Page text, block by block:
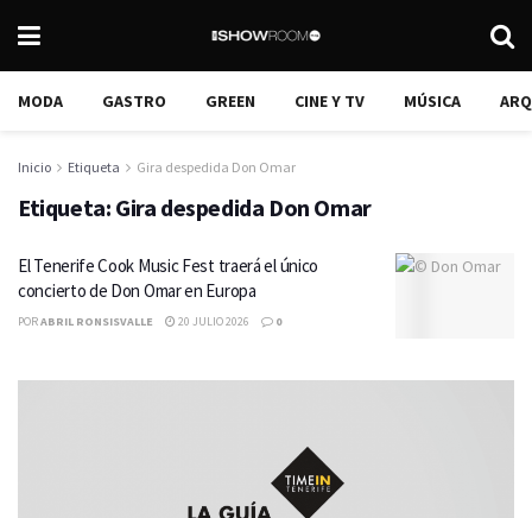
MODA GASTRO GREEN CINE Y TV MÚSICA
Inicio Etiqueta Gira despedida Don Omar
Etiqueta: Gira despedida Don Omar
El Tenerife Cook Music Fest traerá el único
concierto de Don Omar en Europa
PORABRIL RONSISVALLE 20 JULIO 2026 0